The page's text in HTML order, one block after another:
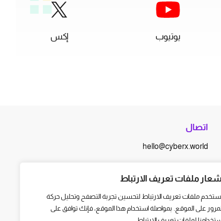
ملفات تعريف الارتباط
ملفات تعريف الارتباط لتحسين تجربة التصفح وتحليل حركة
على الموقع. بمواصلة استخدام هذا الموقع، فإنك توافق على
يوتيوب إكس
اتصال
hello@cyberx.world